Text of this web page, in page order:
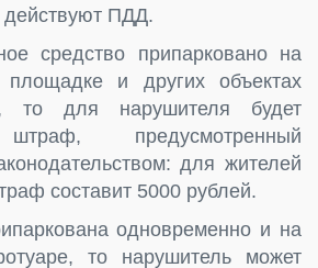
действуют ПДД.
средство припарковано на
площадке и других объектах
то для нарушителя будет
предусмотренный
для жителей
составит 5000 рублей.
одновременно и на
то нарушитель может